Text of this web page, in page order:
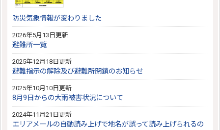
防災気象情報が変わりました
2026年5月13日更新
避難所一覧
2025年12月18日更新
避難指示の解除及び避難所閉鎖のお知らせ
2025年10月10日更新
8月9日からの大雨被害状況について
2024年11月21日更新
エリアメールの自動読み上げで地名が誤って読み上げられるの